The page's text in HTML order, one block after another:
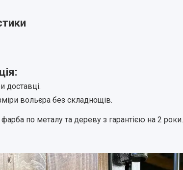
доставці.
вольєра без складнощів.
по металу та дереву з гарантією на 2 роки.